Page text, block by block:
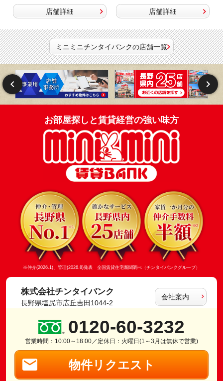
店舗詳細
店舗詳細
ミニミニチンタイバンクの店舗一覧
お部屋探しと賃貸経営の強い味方
※仲介(2026.1)、管理(2026.8)発表 全国賃貸住宅新聞調べ（チンタイバンクグループ）
株式会社チンタイバンク
長野県塩尻市広丘吉田1044-2
会社案内
0120-60-3232
営業時間：10:00～18:00／定休日：火曜日(1～3月は無休で営業)
物件リクエスト